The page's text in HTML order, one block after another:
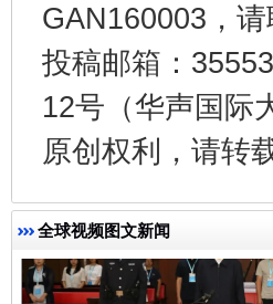
GAN160003，
投稿邮箱：
12号（华声国际
原创权利，请转
全球视频图文新闻